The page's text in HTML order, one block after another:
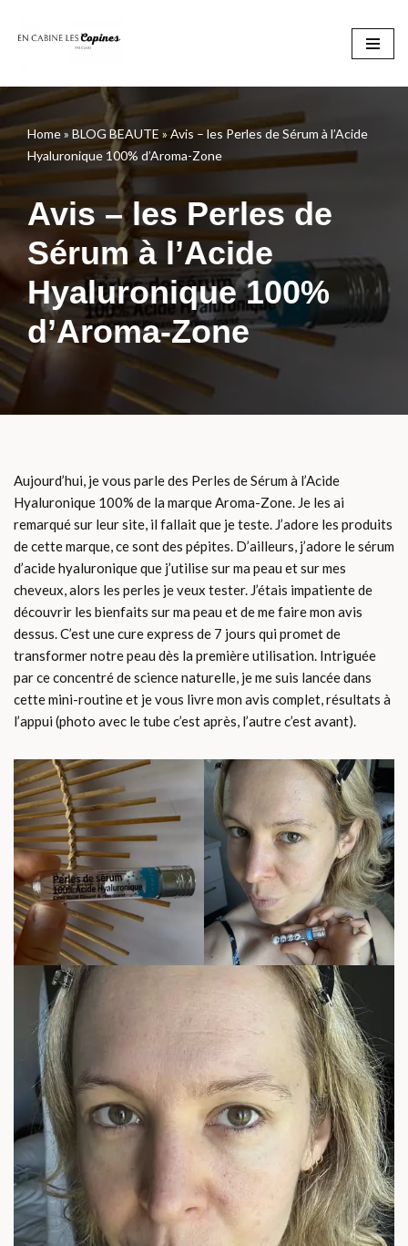
contenu
Home» BLOG BEAUTE »Avis – les Perles de Sérum à l’Acide
Hyaluronique 100% d’Aroma-Zone
Avis – les Perles de
Sérum à l’Acide
Hyaluronique 100%
d’Aroma-Zone
Aujourd’hui, je vous parle des Perles de Sérum à l’Acide
Hyaluronique 100% de la marque Aroma-Zone. Je les ai
remarqué sur leur site, il fallait que je teste. J’adore les produits
de cette marque, ce sont des pépites. D’ailleurs, j’adore le sérum
d’acide hyaluronique que j’utilise sur ma peau et sur mes
cheveux, alors les perles je veux tester. J’étais impatiente de
découvrir les bienfaits sur ma peau et de me faire mon avis
dessus. C’est une cure express de 7 jours qui promet de
transformer notre peau dès la première utilisation. Intriguée
par ce concentré de science naturelle, je me suis lancée dans
cette mini-routine et je vous livre mon avis complet, résultats à
l’appui (photo avec le tube c’est après, l’autre c’est avant).